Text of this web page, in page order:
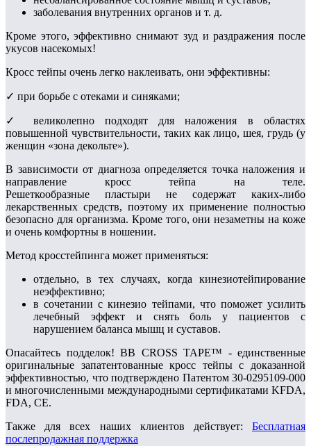
заболевания внутренних органов и т. д.
Кроме этого, эффективно снимают зуд и раздражения после
укусов насекомых!
Кросс тейпы очень легко наклеивать, они эффективны:
✓ при борьбе с отеками и синяками;
✓ великолепно подходят для наложения в областях
повышенной чувствительности, таких как лицо, шея, грудь (у
женщин «зона декольте»).
В зависимости от диагноза определяется точка наложения и
направление кросс тейпа на теле.
Решеткообразные пластыри не содержат каких-либо
лекарственных средств, поэтому их применение полностью
безопасно для организма. Кроме того, они незаметны на коже
и очень комфортны в ношении.
Метод кросстейпинга может применяться:
отдельно, в тех случаях, когда кинезиотейпирование
неэффективно;
в сочетании с кинезио тейпами, что поможет усилить
лечебный эффект и снять боль у пациентов с
нарушением баланса мышц и суставов.
Опасайтесь подделок! BB CROSS TAPE™ - единственные
оригинальные запатентованные кросс тейпы с доказанной
эффективностью, что подтверждено Патентом 30-0295109-000
и многочисленными международными сертификатами KFDA,
FDA, CE.
Также для всех наших клиентов действует: Бесплатная
послепродажная поддержка